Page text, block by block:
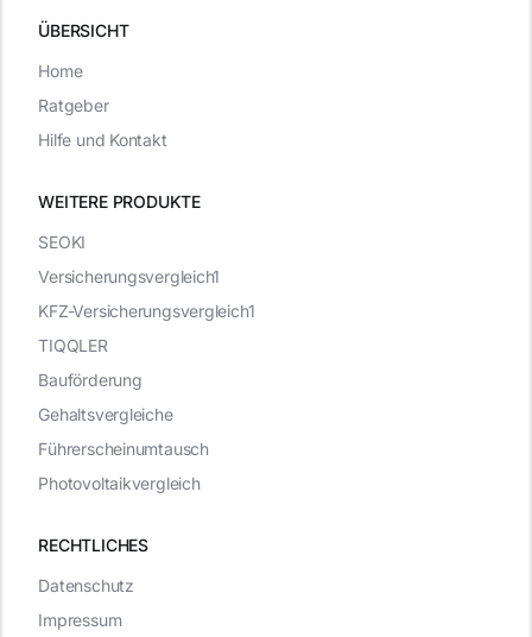
ÜBERSICHT
WEITERE PRODUKTE
RECHTLICHES
Datenschutz
Impressum
SEOKI
Versicherungsvergleich1
KFZ-Versicherungsvergleich1
TIQQLER
Bauförderung
Gehaltsvergleiche
Führerscheinumtausch
Photovoltaikvergleich
Home
Ratgeber
Hilfe und Kontakt